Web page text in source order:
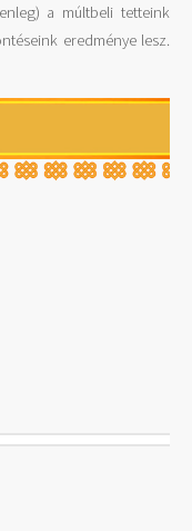
a múltbeli tetteink
eredménye lesz.